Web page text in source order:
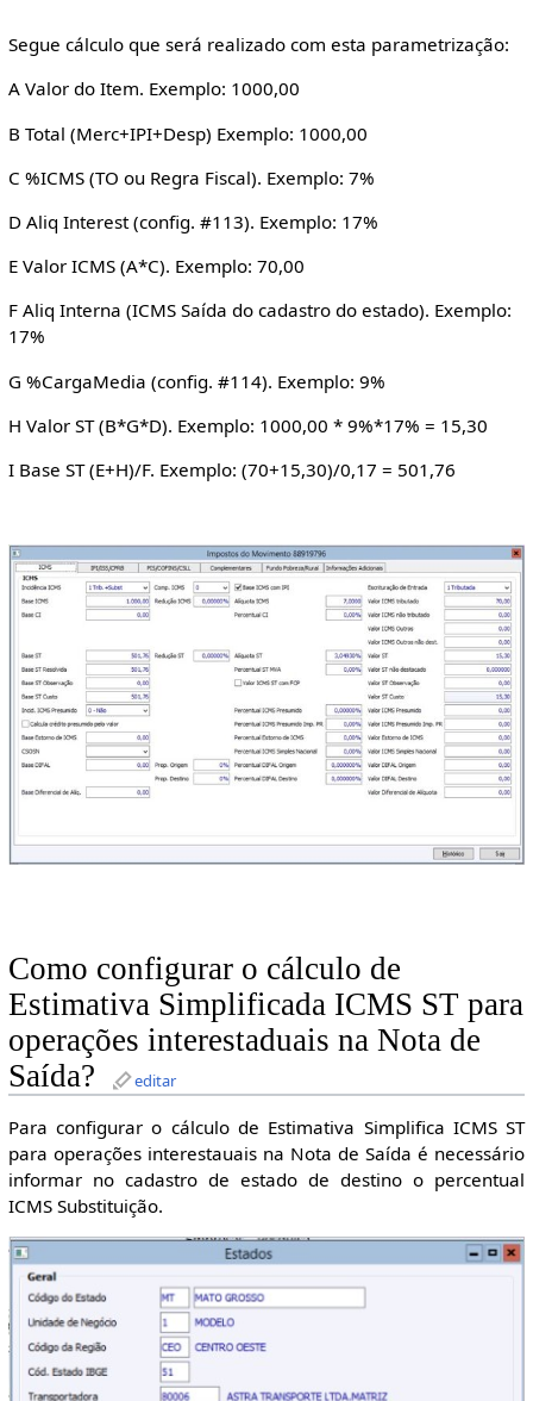
Segue cálculo que será realizado com esta parametrização:
A Valor do Item. Exemplo: 1000,00
B Total (Merc+IPI+Desp) Exemplo: 1000,00
C %ICMS (TO ou Regra Fiscal). Exemplo: 7%
D Aliq Interest (config. #113). Exemplo: 17%
E Valor ICMS (A*C). Exemplo: 70,00
F Aliq Interna (ICMS Saída do cadastro do estado). Exemplo:
17%
G %CargaMedia (config. #114). Exemplo: 9%
H Valor ST (B*G*D). Exemplo: 1000,00 * 9%*17% = 15,30
I Base ST (E+H)/F. Exemplo: (70+15,30)/0,17 = 501,76
Como configurar o cálculo de
Estimativa Simplificada ICMS ST para
operações interestaduais na Nota de
Saída?
editar
Para configurar o cálculo de Estimativa Simplifica ICMS ST
para operações interestauais na Nota de Saída é necessário
informar no cadastro de estado de destino o percentual
ICMS Substituição.